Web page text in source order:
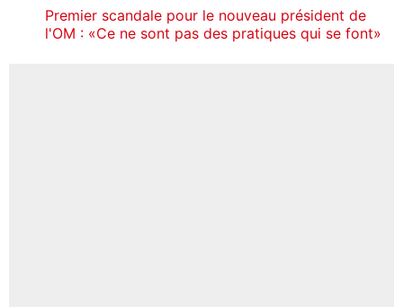
Premier scandale pour le nouveau président de
l'OM : «Ce ne sont pas des pratiques qui se font»